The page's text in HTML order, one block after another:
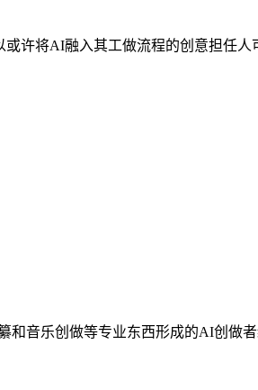
许将AI融入其工做流程的创意担任
和音乐创做等专业东西形成的AI创做